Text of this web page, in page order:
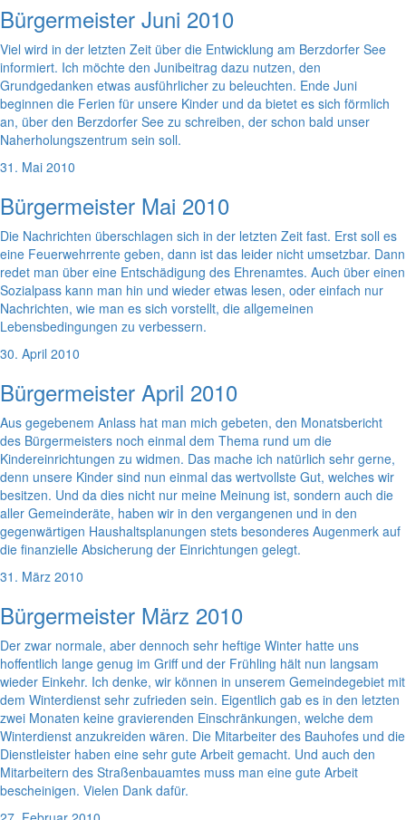
Bürgermeister Juni 2010
Viel wird in der letzten Zeit über die Entwicklung am Berzdorfer See
informiert. Ich möchte den Junibeitrag dazu nutzen, den
Grundgedanken etwas ausführlicher zu beleuchten. Ende Juni
beginnen die Ferien für unsere Kinder und da bietet es sich förmlich
an, über den Berzdorfer See zu schreiben, der schon bald unser
Naherholungszentrum sein soll.
31. Mai 2010
Bürgermeister Mai 2010
Die Nachrichten überschlagen sich in der letzten Zeit fast. Erst soll es
eine Feuerwehrrente geben, dann ist das leider nicht umsetzbar. Dann
redet man über eine Entschädigung des Ehrenamtes. Auch über einen
Sozialpass kann man hin und wieder etwas lesen, oder einfach nur
Nachrichten, wie man es sich vorstellt, die allgemeinen
Lebensbedingungen zu verbessern.
30. April 2010
Bürgermeister April 2010
Aus gegebenem Anlass hat man mich gebeten, den Monatsbericht
des Bürgermeisters noch einmal dem Thema rund um die
Kindereinrichtungen zu widmen. Das mache ich natürlich sehr gerne,
denn unsere Kinder sind nun einmal das wertvollste Gut, welches wir
besitzen. Und da dies nicht nur meine Meinung ist, sondern auch die
aller Gemeinderäte, haben wir in den vergangenen und in den
gegenwärtigen Haushaltsplanungen stets besonderes Augenmerk auf
die finanzielle Absicherung der Einrichtungen gelegt.
31. März 2010
Bürgermeister März 2010
Der zwar normale, aber dennoch sehr heftige Winter hatte uns
hoffentlich lange genug im Griff und der Frühling hält nun langsam
wieder Einkehr. Ich denke, wir können in unserem Gemeindegebiet mit
dem Winterdienst sehr zufrieden sein. Eigentlich gab es in den letzten
zwei Monaten keine gravierenden Einschränkungen, welche dem
Winterdienst anzukreiden wären. Die Mitarbeiter des Bauhofes und die
Dienstleister haben eine sehr gute Arbeit gemacht. Und auch den
Mitarbeitern des Straßenbauamtes muss man eine gute Arbeit
bescheinigen. Vielen Dank dafür.